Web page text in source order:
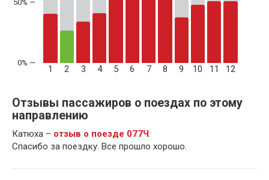
50% —
1 2 3 4 5 6 7 8 9 10 11 12
Отзывы пассажиров о поездах по этому
направлению
Катюха – отзыв о поезде 077Ч:
Спасибо за поездку. Все прошло хорошо.